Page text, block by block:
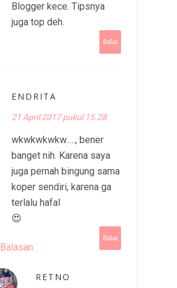
Blogger kece. Tipsnya
juga top deh.
Balas
ENDRITA
21 April 2017 pukul 15.28
wkwkwkwkw....., bener
banget nih. Karena saya
juga pernah bingung sama
koper sendiri, karena ga
terlalu hafal
😍
Balas
Balasan
RETNO